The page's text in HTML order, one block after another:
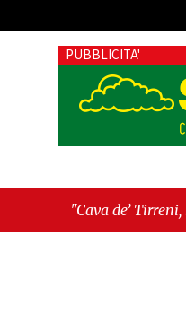
PUBBLICITA'
Tirreni, la Villa Vecchia
consiliare: “Serve